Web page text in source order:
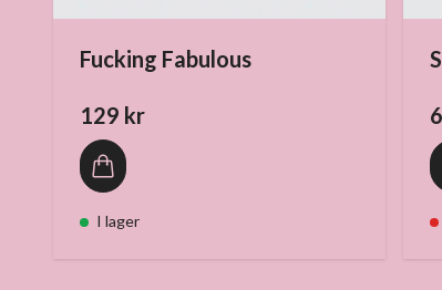
Fucking Fabulous
129 kr
I lager